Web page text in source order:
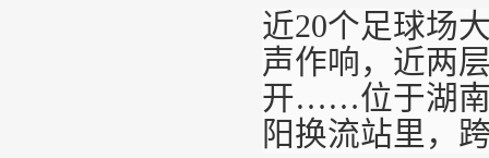
近20个足球场
声作响，近两
开……位于湖南
阳换流站里，